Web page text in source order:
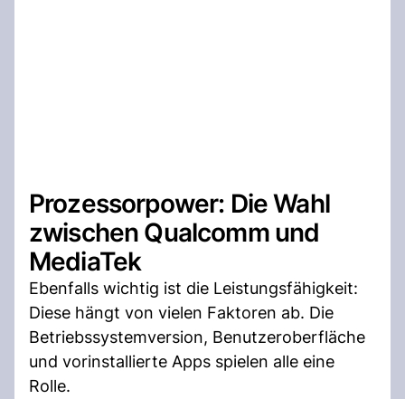
Prozessorpower: Die Wahl
zwischen Qualcomm und
MediaTek
Ebenfalls wichtig ist die Leistungsfähigkeit:
Diese hängt von vielen Faktoren ab. Die
Betriebssystemversion, Benutzeroberfläche
und vorinstallierte Apps spielen alle eine
Rolle.